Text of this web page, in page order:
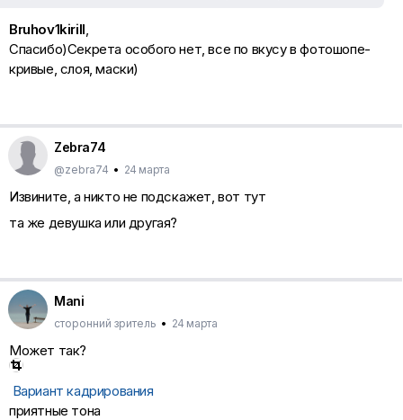
Bruhov1kirill
Спасибо)Секрета особого нет, все по вкусу в фотошопе-
кривые, слоя, маски)
Zebra74
@zebra74 • 24 марта
Извините, а никто не подскажет, вот тут
та же девушка или другая?
Mani
сторонний зритель • 24 марта
Может так?
Вариант кадрирования
приятные тона